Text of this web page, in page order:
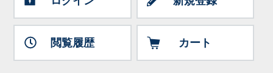
閲覧履歴 カート